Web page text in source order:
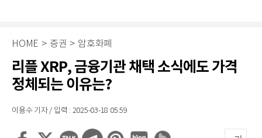
HOME > 증권 > 암호화폐
리플 XRP, 금융기관 채택 소식에도 가격
정체되는 이유는?
이용수 기자 / 입력 : 2025-03-18 05:59